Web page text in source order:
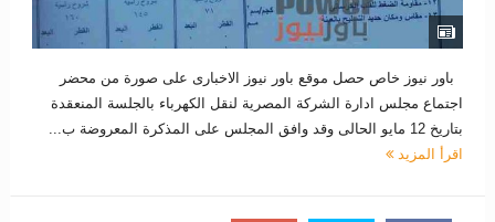
باور نيوز خاص حصل موقع باور نيوز الاخبارى على صورة من محضر
اجتماع مجلس ادارة الشركة المصرية لنقل الكهرباء بالجلسة المنعقدة
بتاريخ 12 مايو الحالى وقد وافق المجلس على المذكرة المعروضة ب...
اقرأ المزيد